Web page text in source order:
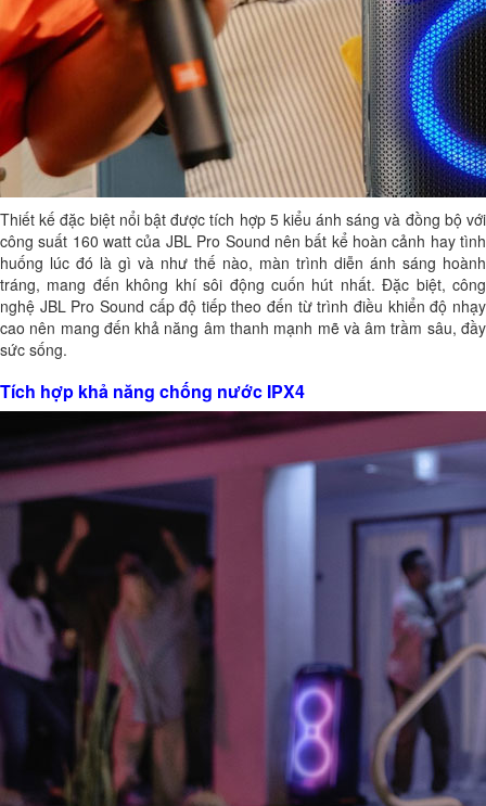
Thiết kế đặc biệt nổi bật được tích hợp 5 kiểu ánh sáng và đồng bộ với
công suất 160 watt của JBL Pro Sound nên bất kể hoàn cảnh hay tình
huống lúc đó là gì và như thế nào, màn trình diễn ánh sáng hoành
tráng, mang đến không khí sôi động cuốn hút nhất. Đặc biệt, công
nghệ JBL Pro Sound cấp độ tiếp theo đến từ trình điều khiển độ nhạy
cao nên mang đến khả năng âm thanh mạnh mẽ và âm trầm sâu, đầy
sức sống.
Tích hợp khả năng chống nước IPX4